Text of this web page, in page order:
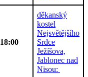
18:00
děkanský
kostel
Nejsvětějšího
Srdce
Ježíšova,
Jablonec nad
Nisou: